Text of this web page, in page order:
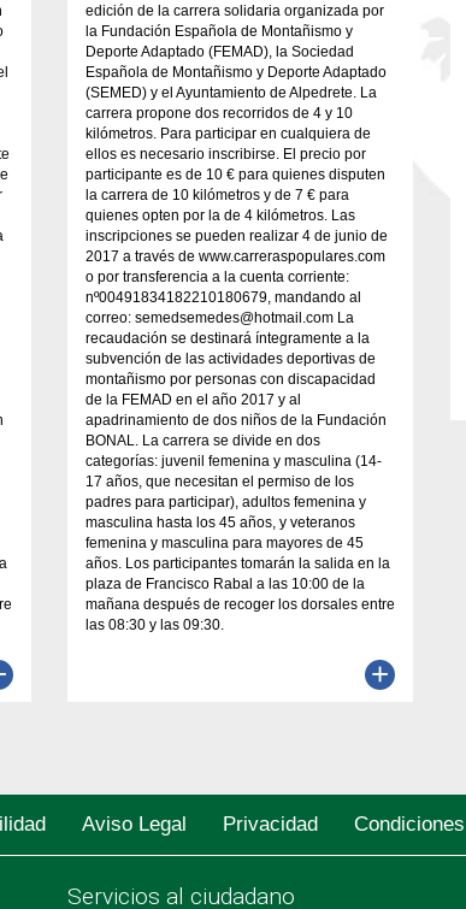
edición de la carrera solidaria organizada por
la Fundación Española de Montañismo y
Deporte Adaptado (FEMAD), la Sociedad
Española de Montañismo y Deporte Adaptado
(SEMED) y el Ayuntamiento de Alpedrete. La
carrera propone dos recorridos de 4 y 10
kilómetros. Para participar en cualquiera de
ellos es necesario inscribirse. El precio por
participante es de 10 € para quienes disputen
la carrera de 10 kilómetros y de 7 € para
quienes opten por la de 4 kilómetros. Las
inscripciones se pueden realizar 4 de junio de
2017 a través de www.carreraspopulares.com
o por transferencia a la cuenta corriente:
nº00491834182210180679, mandando al
correo: semedsemedes@hotmail.com La
recaudación se destinará íntegramente a la
subvención de las actividades deportivas de
montañismo por personas con discapacidad
de la FEMAD en el año 2017 y al
apadrinamiento de dos niños de la Fundación
BONAL. La carrera se divide en dos
categorías: juvenil femenina y masculina (14-
17 años, que necesitan el permiso de los
padres para participar), adultos femenina y
masculina hasta los 45 años, y veteranos
femenina y masculina para mayores de 45
años. Los participantes tomarán la salida en la
plaza de Francisco Rabal a las 10:00 de la
mañana después de recoger los dorsales entre
las 08:30 y las 09:30.
+
Aviso Legal Privacidad
Servicios al ciudadano